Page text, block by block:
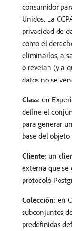
consumidor
Unidos. La
privacidad de
como el
eliminarlos, a
o revelan (y a
datos no se
Class: en
define el
para generar
base del
Cliente: un
externa que se
protocolo
Colección: en
subconjuntos
predefinidas